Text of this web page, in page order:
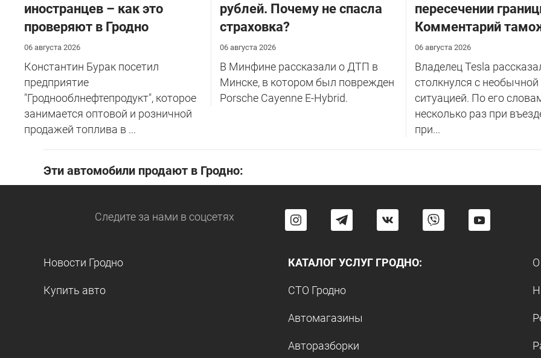
иностранцев – как это
проверяют в Гродно
06 августа 2026
Константин Бурак посетил
предприятие
"Гроднооблнефтепродукт", которое
занимается оптовой и розничной
продажей топлива в ...
рублей. Почему не спасла
страховка?
06 августа 2026
В Минфине рассказали о ДТП в
Минске, в котором был поврежден
Porsche Cayenne E-Hybrid.
пересечении
Комментарий
06 августа 2026
Владелец Tesla
столкнулся с необычной
ситуацией. По его
несколько раз при
при...
Эти автомобили продают в Гродно:
Следите за нами в соцсетях
Новости Гродно
Купить авто
КАТАЛОГ УСЛУГ ГРОДНО:
СТО Гродно
Автомагазины
Авторазборки